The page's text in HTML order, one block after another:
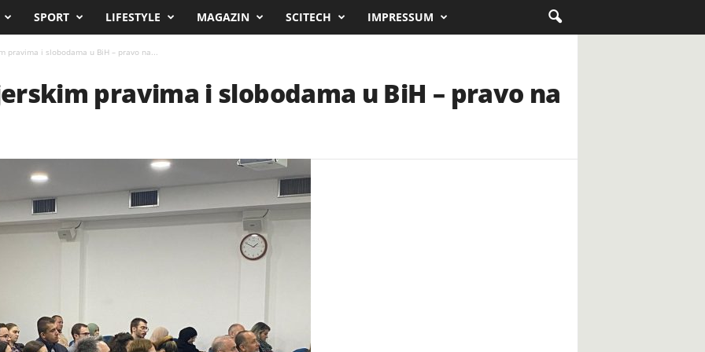
SPORT LIFESTYLE MAGAZIN SCITECH IMPRESSUM
pravima i slobodama u BiH – pravo na...
pravima i slobodama u BiH – pravo na